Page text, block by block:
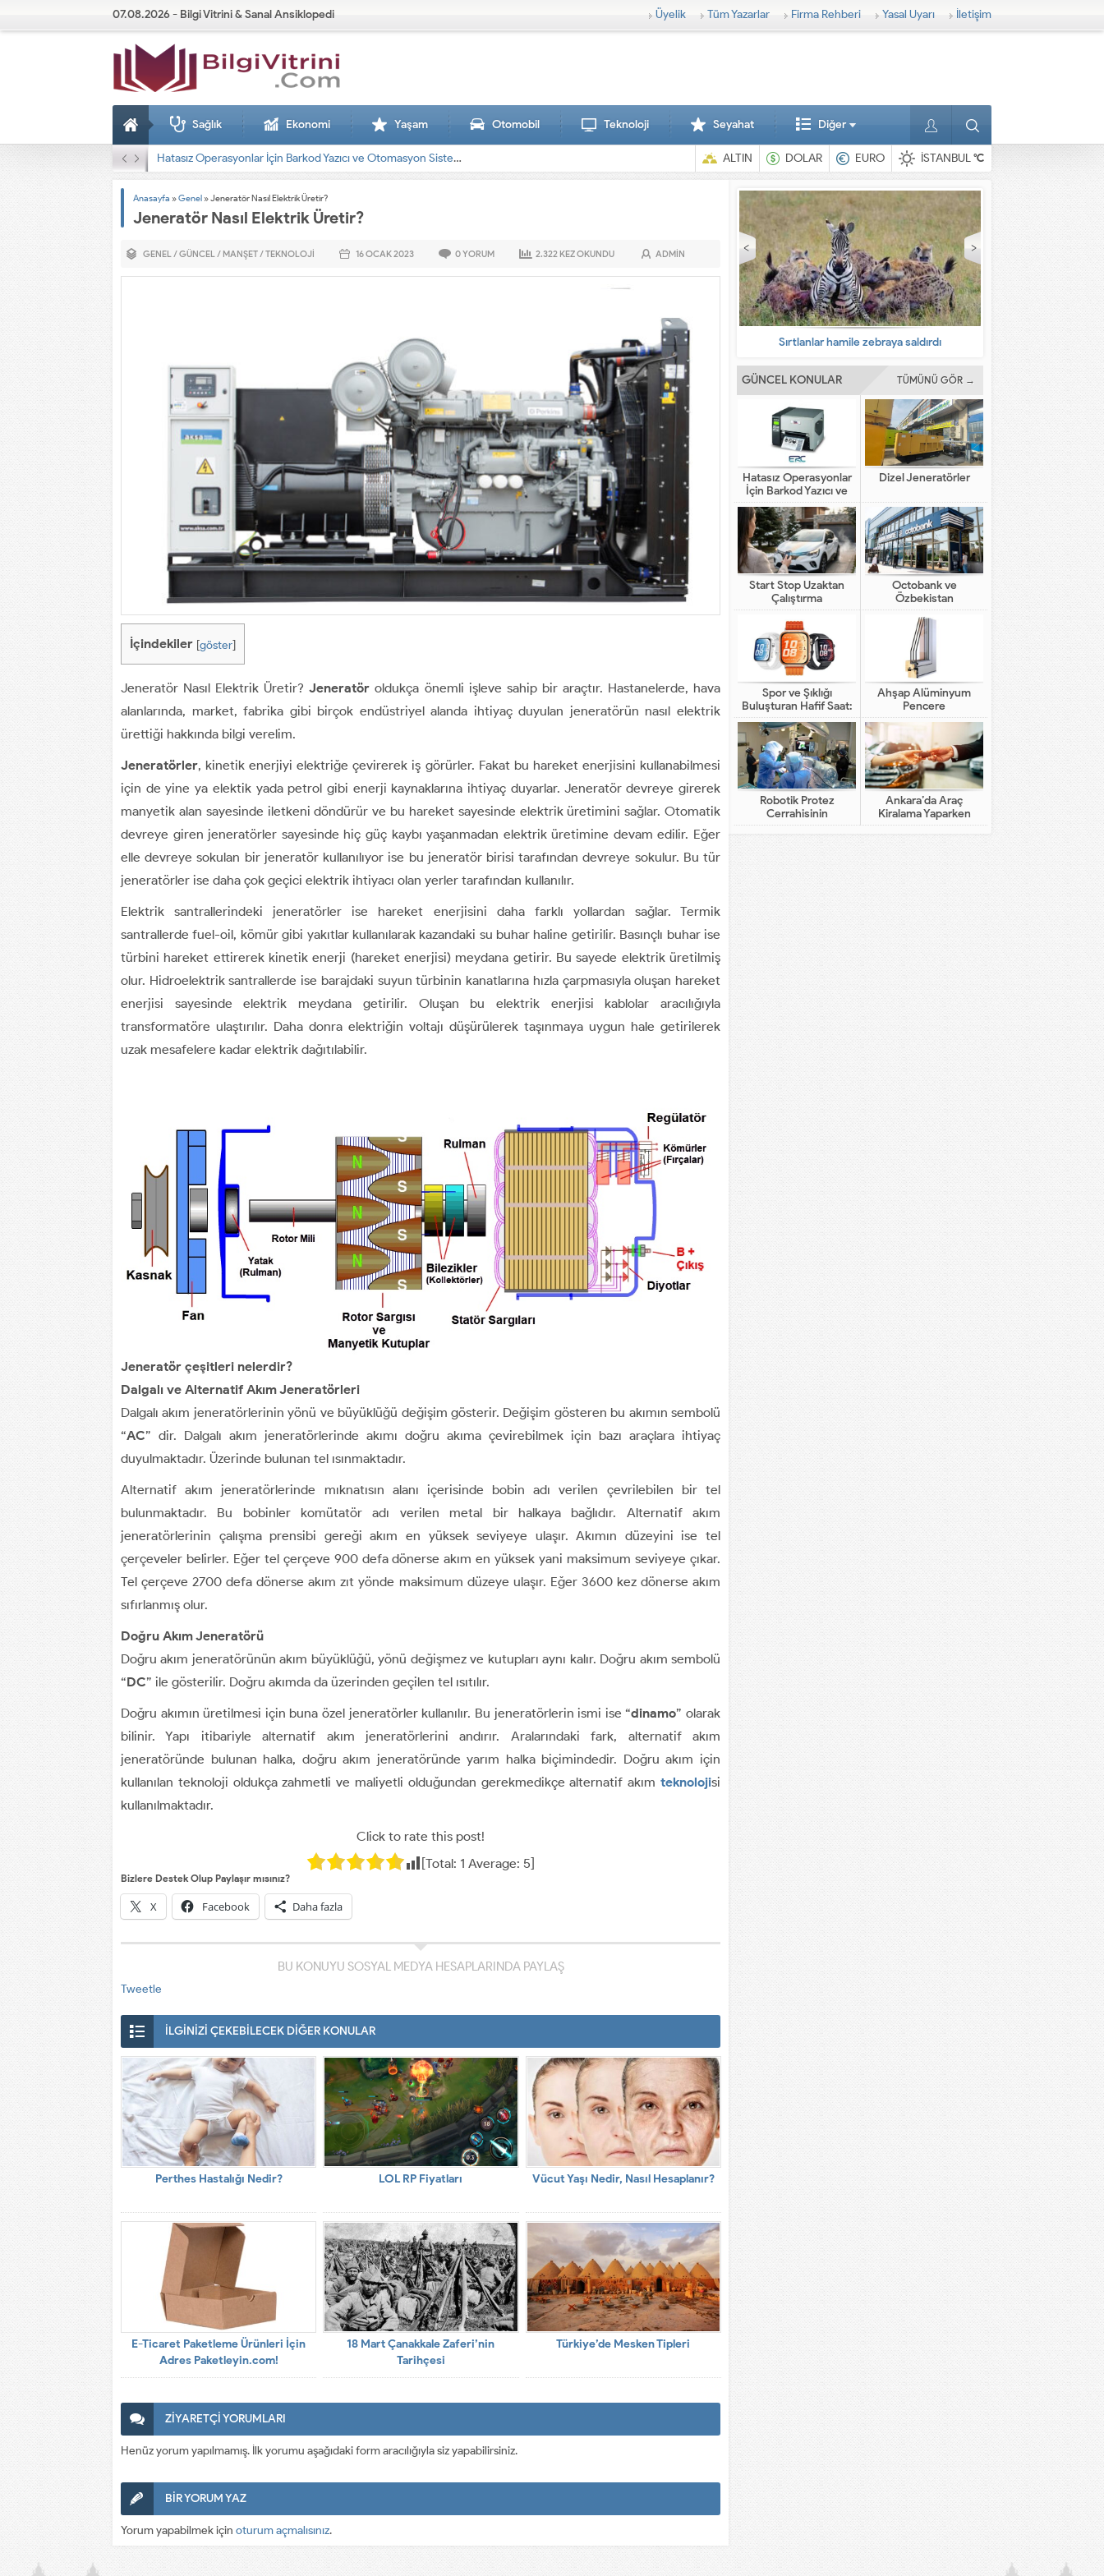
07.08.2026 - Bilgi Vitrini & Sanal Ansiklopedi Üyelik Tüm Yazarlar Firma Rehberi Yasal Uyarı İletişim
Sağlık Ekonomi Yaşam Otomobil Teknoloji Seyahat Diğer
Dizel Jeneratörler ALTIN DOLAR EURO İSTANBUL°C
Anasayfa »Genel »Jeneratör Nasıl Elektrik Üretir?
Jeneratör Nasıl Elektrik Üretir?
GENEL/GÜNCEL/ MANŞET/TEKNOLOJI 16 OCAK2023 0YORUM 2.322 KEZ OKUNDU ADMIN
İçindekiler [göster]
Jeneratör Nasıl Elektrik Üretir?Jeneratör oldukça önemli işleve sahip bir araçtır. Hastanelerde, hava
alanlarında, market, fabrika gibi birçok endüstriyel alanda ihtiyaç duyulan jeneratörün nasıl elektrik
ürettiği hakkında bilgi verelim.
Jeneratörler, kinetik enerjiyi elektriğe çevirerek iş görürler. Fakat bu hareket enerjisini kullanabilmesi
için de yine ya elektik yada petrol gibi enerji kaynaklarına ihtiyaç duyarlar. Jeneratör devreye girerek
manyetik alan sayesinde iletkeni döndürür ve bu hareket sayesinde elektrik üretimini sağlar. Otomatik
devreye giren jeneratörler sayesinde hiç güç kaybı yaşanmadan elektrik üretimine devam edilir. Eğer
elle devreye sokulan bir jeneratör kullanılıyor ise bu jeneratör birisi tarafından devreye sokulur. Bu tür
jeneratörler ise daha çok geçici elektrik ihtiyacı olan yerler tarafından kullanılır.
Elektrik santrallerindeki jeneratörler ise hareket enerjisini daha farklı yollardan sağlar. Termik
santrallerde fuel-oil, kömür gibi yakıtlar kullanılarak kazandaki su buhar haline getirilir. Basınçlı buhar ise
türbini hareket ettirerek kinetik enerji (hareket enerjisi) meydana getirir. Bu sayede elektrik üretilmiş
olur. Hidroelektrik santrallerde ise barajdaki suyun türbinin kanatlarına hızla çarpmasıyla oluşan hareket
enerjisi sayesinde elektrik meydana getirilir. Oluşan bu elektrik enerjisi kablolar aracılığıyla
transformatöre ulaştırılır. Daha donra elektriğin voltajı düşürülerek taşınmaya uygun hale getirilerek
uzak mesafelere kadar elektrik dağıtılabilir.
Jeneratör çeşitleri nelerdir?
Dalgalı ve Alternatif Akım Jeneratörleri
Dalgalı akım jeneratörlerinin yönü ve büyüklüğü değişim gösterir. Değişim gösteren bu akımın sembolü
“AC” dir. Dalgalı akım jeneratörlerinde akımı doğru akıma çevirebilmek için bazı araçlara ihtiyaç
duyulmaktadır. Üzerinde bulunan tel ısınmaktadır.
Alternatif akım jeneratörlerinde mıknatısın alanı içerisinde bobin adı verilen çevrilebilen bir tel
bulunmaktadır. Bu bobinler komütatör adı verilen metal bir halkaya bağlıdır. Alternatif akım
jeneratörlerinin çalışma prensibi gereği akım en yüksek seviyeye ulaşır. Akımın düzeyini ise tel
çerçeveler belirler. Eğer tel çerçeve 900 defa dönerse akım en yüksek yani maksimum seviyeye çıkar.
Tel çerçeve 2700 defa dönerse akım zıt yönde maksimum düzeye ulaşır. Eğer 3600 kez dönerse akım
sıfırlanmış olur.
Doğru Akım Jeneratörü
Doğru akım jeneratörünün akım büyüklüğü, yönü değişmez ve kutupları aynı kalır. Doğru akım sembolü
“DC” ile gösterilir. Doğru akımda da üzerinden geçilen tel ısıtılır.
Doğru akımın üretilmesi için buna özel jeneratörler kullanılır. Bu jeneratörlerin ismi ise “dinamo” olarak
bilinir. Yapı itibariyle alternatif akım jeneratörlerini andırır. Aralarındaki fark, alternatif akım
jeneratöründe bulunan halka, doğru akım jeneratöründe yarım halka biçimindedir. Doğru akım için
kullanılan teknoloji oldukça zahmetli ve maliyetli olduğundan gerekmedikçe alternatif akım teknolojisi
kullanılmaktadır.
Click to rate this post!
[Total: 1 Average: 5
Bizlere Destek Olup Paylaşır mısınız?
X Facebook Daha fazla
BU KONUYU SOSYAL MEDYA HESAPLARINDA PAYLAŞ
Tweetle
İLGİNİZİ ÇEKEBİLECEK DİĞER KONULAR
Perthes Hastalığı Nedir? LOL RP Fiyatları Vücut Yaşı Nedir, Nasıl Hesaplanır?
E-Ticaret Paketleme Ürünleri İçin
Adres Paketleyin.com!
18 Mart Çanakkale Zaferi’nin
Tarihçesi
Türkiye’de Mesken Tipleri
ZİYARETÇİ YORUMLARI
Henüz yorum yapılmamış. İlk yorumu aşağıdaki form aracılığıyla siz yapabilirsiniz.
BİR YORUM YAZ
Yorum yapabilmek için oturum açmalısınız.
Sırtlanlar hamile zebraya saldırdı
GÜNCEL KONULAR TÜMÜNÜ GÖR →
Hatasız Operasyonlar
İçin Barkod Yazıcı ve
Otomasyon Sistemleri
Dizel Jeneratörler
Start Stop Uzaktan
Çalıştırma
Octobank ve
Özbekistan
Bankalarının Dijital
Finansal Altyapının
Gelişimindeki Yeni Rolü
Spor ve Şıklığı
Buluşturan Hafif Saat:
HUAWEI WATCH FIT 5
Pro
Ahşap Alüminyum
Pencere
Robotik Protez
Cerrahisinin
Geleneksel Cerrahiden
Farkı Nedir?
Ankara’da Araç
Kiralama Yaparken
Dikkat Edilecekler